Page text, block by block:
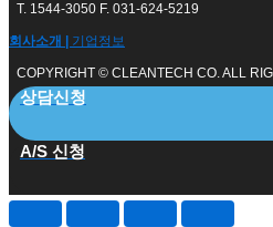
T. 1544-3050 F. 031-624-5219
회사소개 | 기업정보
COPYRIGHT © CLEANTECH CO. ALL
상담신청
A/S 신청